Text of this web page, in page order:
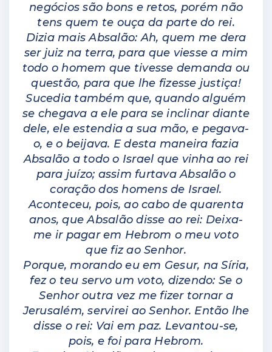
negócios são bons e retos, porém não
tens quem te ouça da parte do rei.
Dizia mais Absalão: Ah, quem me dera
ser juiz na terra, para que viesse a mim
todo o homem que tivesse demanda ou
questão, para que lhe fizesse justiça!
Sucedia também que, quando alguém
se chegava a ele para se inclinar diante
dele, ele estendia a sua mão, e pegava-
o, e o beijava. E desta maneira fazia
Absalão a todo o Israel que vinha ao rei
para juízo; assim furtava Absalão o
coração dos homens de Israel.
Aconteceu, pois, ao cabo de quarenta
anos, que Absalão disse ao rei: Deixa-
me ir pagar em Hebrom o meu voto
que fiz ao Senhor.
Porque, morando eu em Gesur, na Síria,
fez o teu servo um voto, dizendo: Se o
Senhor outra vez me fizer tornar a
Jerusalém, servirei ao Senhor. Então lhe
disse o rei: Vai em paz. Levantou-se,
pois, e foi para Hebrom.